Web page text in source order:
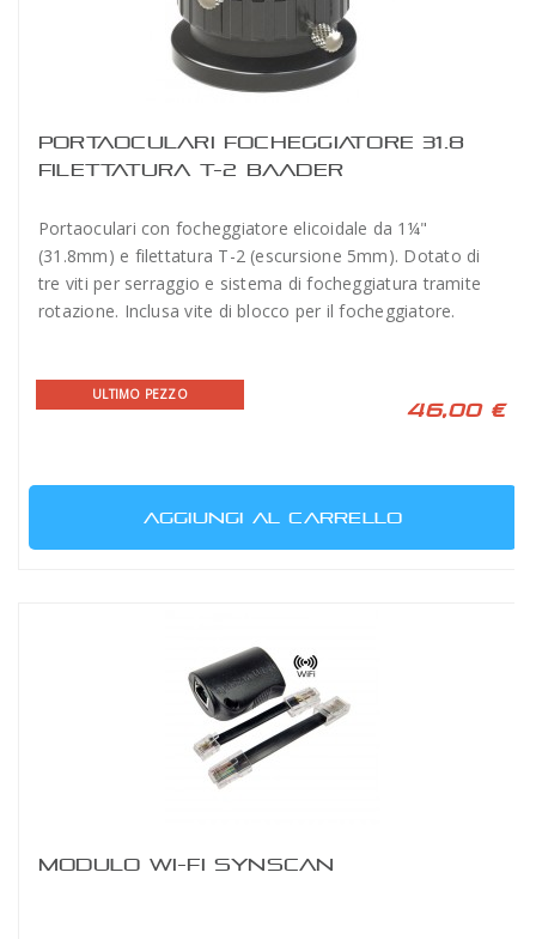
PORTAOCULARI FOCHEGGIATORE 31.8
FILETTATURA T-2 BAADER
Portaoculari con focheggiatore elicoidale da 1¼"
(31.8mm) e filettatura T-2 (escursione 5mm). Dotato di
tre viti per serraggio e sistema di focheggiatura tramite
rotazione. Inclusa vite di blocco per il focheggiatore.
ULTIMO PEZZO
46,00 €
AGGIUNGI AL CARRELLO
MODULO WI-FI SYNSCAN